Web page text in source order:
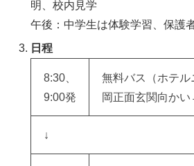
明、校内見学
午後：中学生は体験学習、保護
日程
8:30、
9:00発
無料バス（ホテ
岡正面玄関向かい
↓